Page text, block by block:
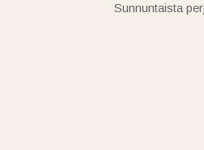
Sunnuntaista